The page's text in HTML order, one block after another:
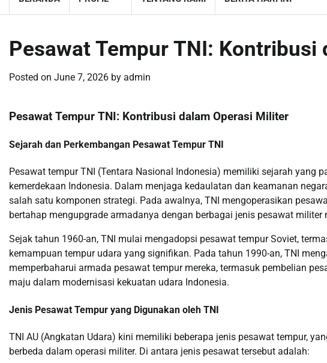
Pesawat Tempur TNI:
Posted on June 7, 2026 by admin
Pesawat Tempur TNI: Kontribusi dalam Operasi Militer
Sejarah dan Perkembangan Pesawat Tempur TNI
Pesawat tempur TNI (Tentara Nasional Indonesia) memiliki sejarah yang
kemerdekaan Indonesia. Dalam menjaga kedaulatan dan keamanan
salah satu komponen strategi. Pada awalnya, TNI mengoperasikan
bertahap mengupgrade armadanya dengan berbagai jenis pesawat militer
Sejak tahun 1960-an, TNI mulai mengadopsi pesawat tempur Soviet,
kemampuan tempur udara yang signifikan. Pada tahun 1990-an, TNI
memperbaharui armada pesawat tempur mereka, termasuk pembelian
maju dalam modernisasi kekuatan udara Indonesia.
Jenis Pesawat Tempur yang Digunakan oleh TNI
TNI AU (Angkatan Udara) kini memiliki beberapa jenis pesawat tempur,
berbeda dalam operasi militer. Di antara jenis pesawat tersebut adalah: